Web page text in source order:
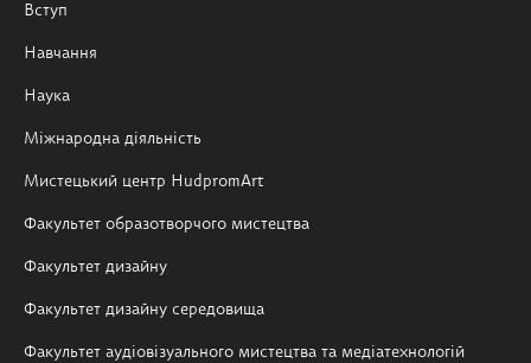
Вступ
Навчання
Наука
Міжнародна діяльність
Мистецький центр HudpromArt
Факультет образотворчого мистецтва
Факультет дизайну
Факультет дизайну середовища
Факультет аудіовізуального мистецтва та медіатехнологій